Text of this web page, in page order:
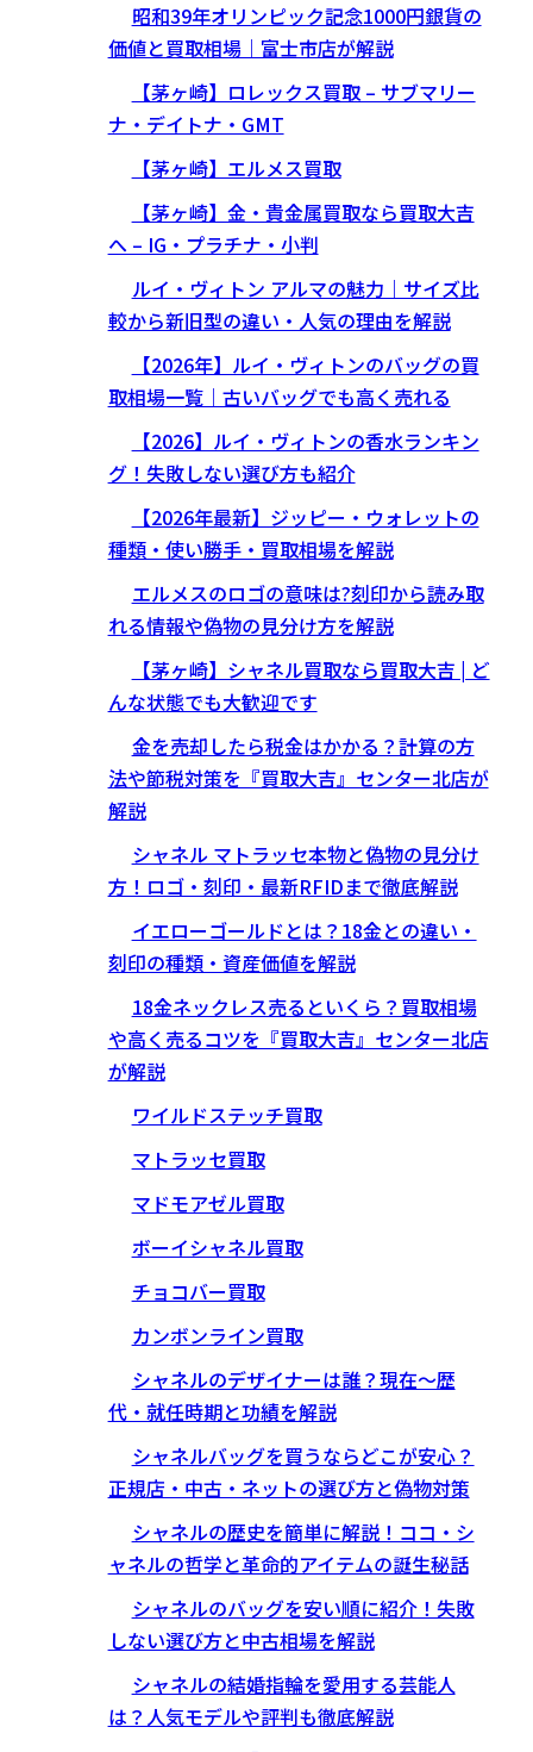
昭和39年オリンピック記念1000円銀貨の
価値と買取相場｜富士市店が解説
【茅ヶ崎】ロレックス買取 – サブマリー
ナ・デイトナ・GMT
【茅ヶ崎】エルメス買取
【茅ヶ崎】金・貴金属買取なら買取大吉
へ – IG・プラチナ・小判
ルイ・ヴィトン アルマの魅力｜サイズ比
較から新旧型の違い・人気の理由を解説
【2026年】ルイ・ヴィトンのバッグの買
取相場一覧｜古いバッグでも高く売れる
【2026】ルイ・ヴィトンの香水ランキン
グ！失敗しない選び方も紹介
【2026年最新】ジッピー・ウォレットの
種類・使い勝手・買取相場を解説
エルメスのロゴの意味は?刻印から読み取
れる情報や偽物の見分け方を解説
【茅ヶ崎】シャネル買取なら買取大吉 | ど
んな状態でも大歓迎です
金を売却したら税金はかかる？計算の方
法や節税対策を『買取大吉』センター北店が
解説
シャネル マトラッセ本物と偽物の見分け
方！ロゴ・刻印・最新RFIDまで徹底解説
イエローゴールドとは？18金との違い・
刻印の種類・資産価値を解説
18金ネックレス売るといくら？買取相場
や高く売るコツを『買取大吉』センター北店
が解説
ワイルドステッチ買取
マトラッセ買取
マドモアゼル買取
ボーイシャネル買取
チョコバー買取
カンボンライン買取
シャネルのデザイナーは誰？現在〜歴
代・就任時期と功績を解説
シャネルバッグを買うならどこが安心？
正規店・中古・ネットの選び方と偽物対策
シャネルの歴史を簡単に解説！ココ・シ
ャネルの哲学と革命的アイテムの誕生秘話
シャネルのバッグを安い順に紹介！失敗
しない選び方と中古相場を解説
シャネルの結婚指輪を愛用する芸能人
は？人気モデルや評判も徹底解説